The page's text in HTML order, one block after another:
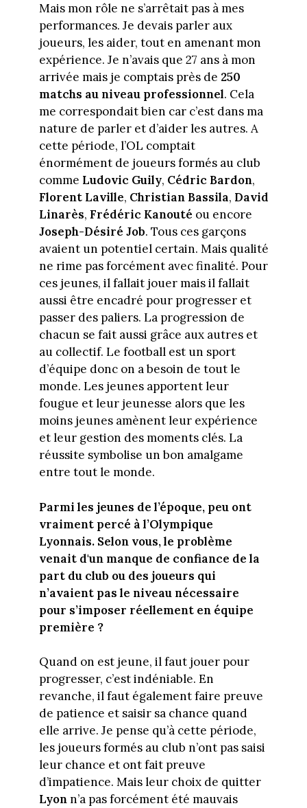
Mais mon rôle ne s’arrêtait pas à mes
performances. Je devais parler aux
joueurs, les aider, tout en amenant mon
expérience. Je n’avais que 27 ans à mon
arrivée mais je comptais près de 250
matchs au niveau professionnel. Cela
me correspondait bien car c’est dans ma
nature de parler et d’aider les autres. A
cette période, l’OL comptait
énormément de joueurs formés au club
comme Ludovic Guily, Cédric Bardon,
Florent Laville, Christian Bassila, David
Linarès, Frédéric Kanouté ou encore
Joseph-Désiré Job. Tous ces garçons
avaient un potentiel certain. Mais qualité
ne rime pas forcément avec finalité. Pour
ces jeunes, il fallait jouer mais il fallait
aussi être encadré pour progresser et
passer des paliers. La progression de
chacun se fait aussi grâce aux autres et
au collectif. Le football est un sport
d’équipe donc on a besoin de tout le
monde. Les jeunes apportent leur
fougue et leur jeunesse alors que les
moins jeunes amènent leur expérience
et leur gestion des moments clés. La
réussite symbolise un bon amalgame
entre tout le monde.
Parmi les jeunes de l’époque, peu ont
vraiment percé à l’Olympique
Lyonnais. Selon vous, le problème
venait d'un manque de confiance de la
part du club ou des joueurs qui
n’avaient pas le niveau nécessaire
pour s’imposer réellement en équipe
première ?
Quand on est jeune, il faut jouer pour
progresser, c’est indéniable. En
revanche, il faut également faire preuve
de patience et saisir sa chance quand
elle arrive. Je pense qu’à cette période,
les joueurs formés au club n’ont pas saisi
leur chance et ont fait preuve
d’impatience. Mais leur choix de quitter
Lyonn’a pas forcément été mauvais